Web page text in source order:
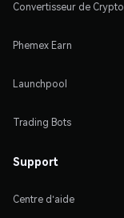
Convertisseur de Crypto
Phemex Earn
Launchpool
Trading Bots
Support
Centre d'aide